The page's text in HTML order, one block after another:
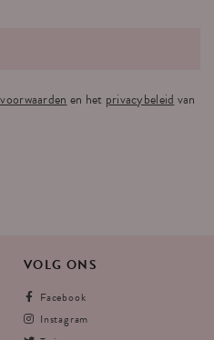
en het privacybeleid van
VOLG ONS
Facebook
Instagram